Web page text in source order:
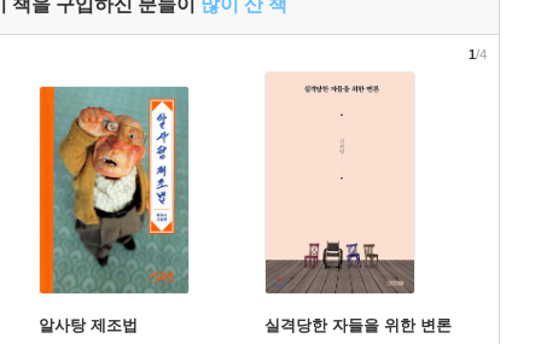
알사탕 제조법 실격당한 자들을 위한 변론
1/4